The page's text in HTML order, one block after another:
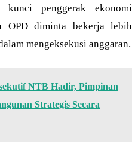
kunci penggerak ekonomi
OPD diminta bekerja lebih
mengeksekusi anggaran.
NTB Hadir, Pimpinan
Strategis Secara